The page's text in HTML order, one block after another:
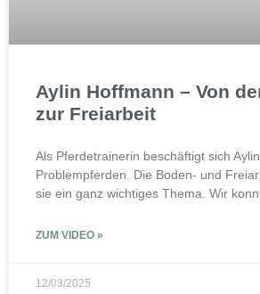
Aylin Hoffmann – Von
zur Freiarbeit
Als Pferdetrainerin beschäftigt sich
Problempferden. Die Boden- und
sie ein ganz wichtiges Thema. Wir
ZUM VIDEO »
12/03/2025